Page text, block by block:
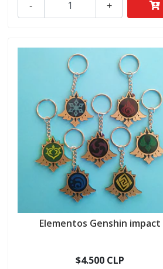
+
-
Elementos Genshin impact
$4.500 CLP